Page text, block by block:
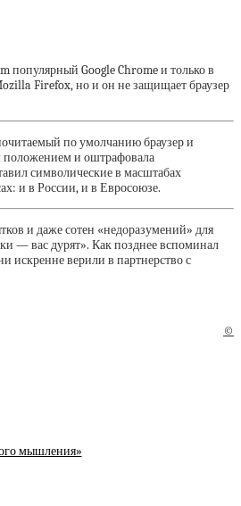
популярный Google Chrome и только в
Firefox, но и он не защищает браузер
по умолчанию браузер и
и оштрафовала
символические в масштабах
и в России, и в Евросоюзе.
и даже сотен «недоразумений» для
— вас дурят». Как позднее вспоминал
искренне верили в партнерство с
©
мышления»